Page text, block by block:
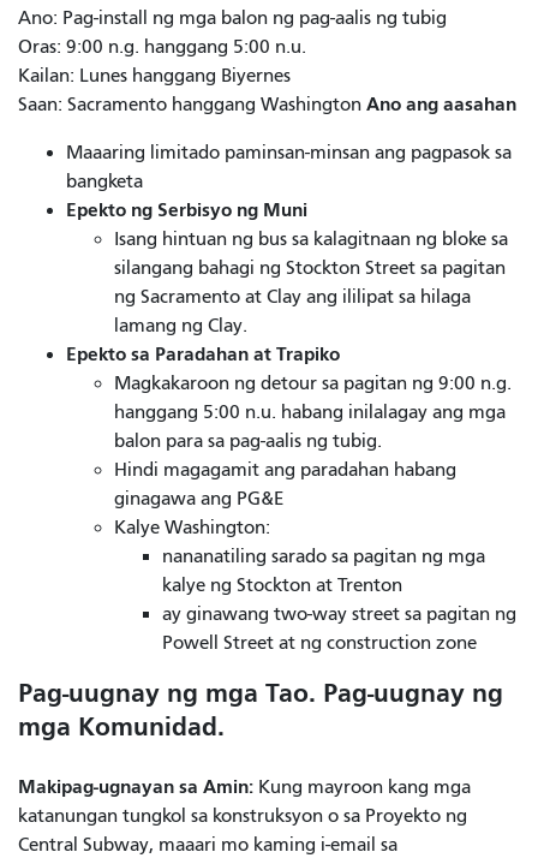
Ano: Pag-install ng mga balon ng pag-aalis ng tubig
Oras: 9:00 n.g. hanggang 5:00 n.u.
Kailan: Lunes hanggang Biyernes
Saan: Sacramento hanggang Washington Ano ang aasahan
Maaaring limitado paminsan-minsan ang pagpasok sa
bangketa
Epekto ng Serbisyo ng Muni
Isang hintuan ng bus sa kalagitnaan ng bloke sa
silangang bahagi ng Stockton Street sa pagitan
ng Sacramento at Clay ang ililipat sa hilaga
lamang ng Clay.
Epekto sa Paradahan at Trapiko
Magkakaroon ng detour sa pagitan ng 9:00 n.g.
hanggang 5:00 n.u. habang inilalagay ang mga
balon para sa pag-aalis ng tubig.
Hindi magagamit ang paradahan habang
ginagawa ang PG&E
Kalye Washington:
nananatiling sarado sa pagitan ng mga
kalye ng Stockton at Trenton
ay ginawang two-way street sa pagitan ng
Powell Street at ng construction zone
Pag-uugnay ng mga Tao. Pag-uugnay ng
mga Komunidad.
Makipag-ugnayan sa Amin: Kung mayroon kang mga
katanungan tungkol sa konstruksyon o sa Proyekto ng
Central Subway, maaari mo kaming i-email sa